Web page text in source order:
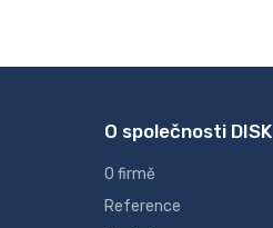
O společnosti DISK
O firmě
Reference